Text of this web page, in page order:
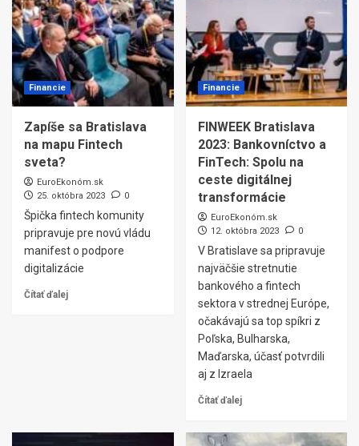
Financie
Zapíše sa Bratislava
na mapu Fintech
sveta?
EuroEkonóm.sk
25. októbra 2023
0
Špička fintech komunity
pripravuje pre novú vládu
manifest o podpore
digitalizácie
Čítať ďalej
Financie
FINWEEK Bratislava
2023: Bankovníctvo a
FinTech: Spolu na
ceste digitálnej
transformácie
EuroEkonóm.sk
12. októbra 2023
0
V Bratislave sa pripravuje
najväčšie stretnutie
bankového a fintech
sektora v strednej Európe,
očakávajú sa top spíkri z
Poľska, Bulharska,
Maďarska, účasť potvrdili
aj z Izraela
Čítať ďalej